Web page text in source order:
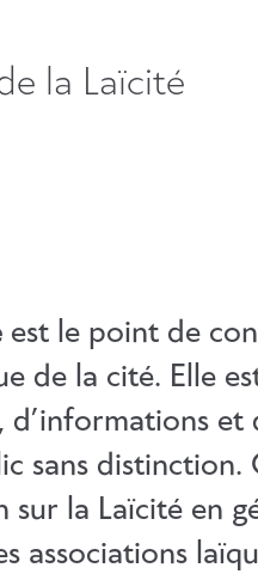
la Laïcité
est le point de
de la cité. Elle
d’informations et
sans distinction.
la Laïcité en
associations